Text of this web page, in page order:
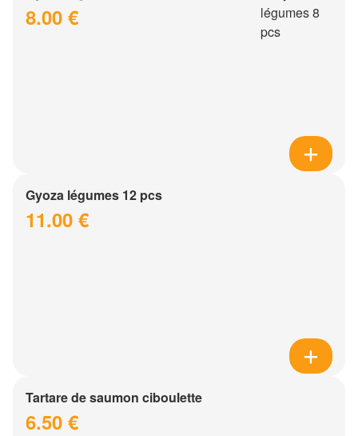
8.00 €
Gyoza légumes 12 pcs
11.00 €
Tartare de saumon ciboulette
6.50 €